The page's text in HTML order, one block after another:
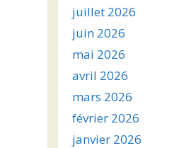
juillet 2026
juin 2026
mai 2026
avril 2026
mars 2026
février 2026
janvier 2026